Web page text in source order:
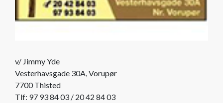
v/ Jimmy Yde
Vesterhavsgade 30A, Vorupør
7700 Thisted
Tlf: 97 93 84 03 / 20 42 84 03